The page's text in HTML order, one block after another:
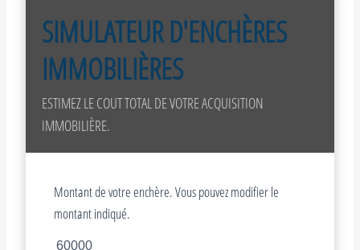
SIMULATEUR D'ENCHÈRES
IMMOBILIÈRES
ESTIMEZ LE COUT TOTAL DE VOTRE ACQUISITION
IMMOBILIÈRE.
Montant de votre enchère. Vous pouvez modifier le
montant indiqué.